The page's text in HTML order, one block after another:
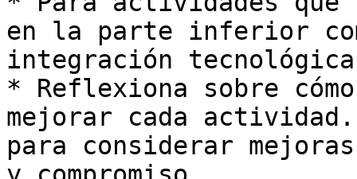
en la parte inferior
integración
* Reflexiona sobre
mejorar cada
para considerar